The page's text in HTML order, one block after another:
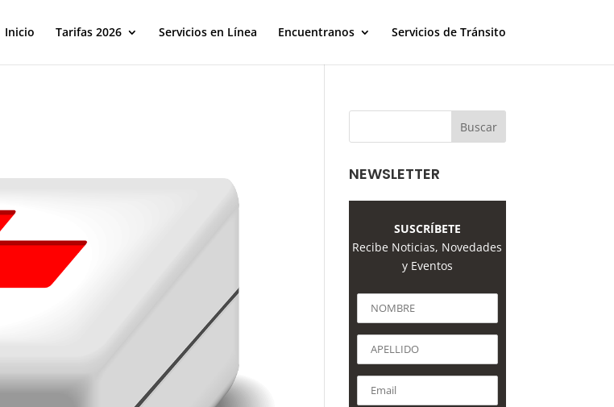
Inicio Tarifas 2026 Servicios en Línea Encuentranos Servicios de Tránsito
NEWSLETTER
SUSCRÍBETE
Recibe Noticias, Novedades
y Eventos